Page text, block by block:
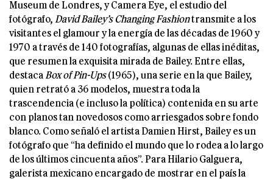
Museum de Londres, y Camera Eye, el estudio del
fotógrafo, David Bailey’s Changing Fashiontransmite a los
visitantes el glamour y la energía de las décadas de 1960 y
1970 a través de 140 fotografías, algunas de ellas inéditas,
que resumen la exquisita mirada de Bailey. Entre ellas,
destaca Box of Pin-Ups(1965), una serie en la que Bailey,
quien retrató a 36 modelos, muestra toda la
trascendencia (e incluso la política) contenida en su arte
con planos tan novedosos como arriesgados sobre fondo
blanco. Como señaló el artista Damien Hirst, Bailey es un
fotógrafo que “ha definido el mundo que lo rodea a lo largo
de los últimos cincuenta años”. Para Hilario Galguera,
galerista mexicano encargado de mostrar en el país la